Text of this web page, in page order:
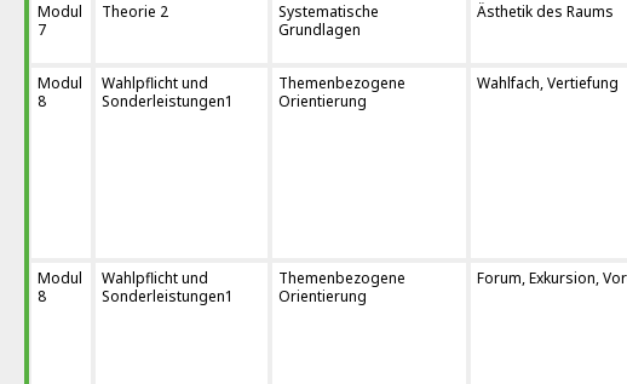
Modul
7
Theorie 2
Systematische
Grundlagen
Ästhetik des Raums
Modul
8
Wahlpflicht und
Sonderleistungen1
Themenbezogene
Orientierung
Wahlfach, Vertiefung
Modul
8
Wahlpflicht und
Sonderleistungen1
Themenbezogene
Orientierung
Forum, Exkursion,